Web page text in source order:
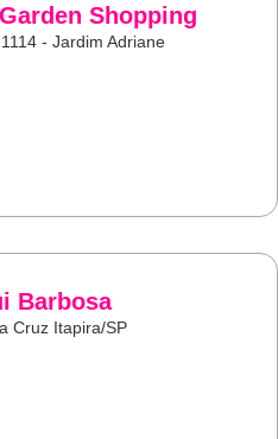
Shopping
- Jardim Adriane
Barbosa
Cruz Itapira/SP